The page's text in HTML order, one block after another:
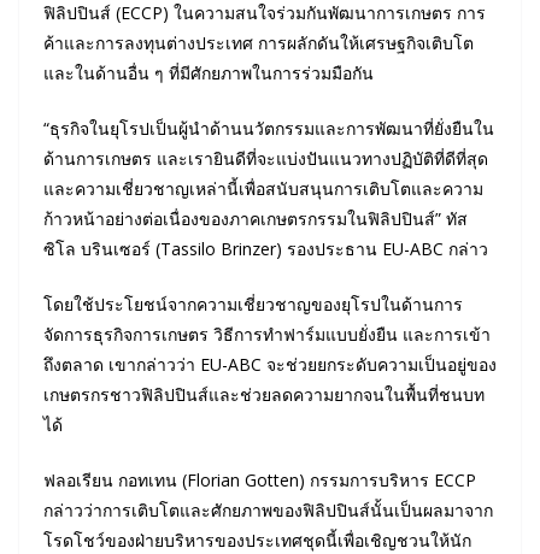
ฟิลิปปินส์ (ECCP) ในความสนใจร่วมกันพัฒนาการเกษตร การ
ค้าและการลงทุนต่างประเทศ การผลักดันให้เศรษฐกิจเติบโต
และในด้านอื่น ๆ ที่มีศักยภาพในการร่วมมือกัน
“ธุรกิจในยุโรปเป็นผู้นำด้านนวัตกรรมและการพัฒนาที่ยั่งยืนใน
ด้านการเกษตร และเรายินดีที่จะแบ่งปันแนวทางปฏิบัติที่ดีที่สุด
และความเชี่ยวชาญเหล่านี้เพื่อสนับสนุนการเติบโตและความ
ก้าวหน้าอย่างต่อเนื่องของภาคเกษตรกรรมในฟิลิปปินส์” ทัส
ซิโล บรินเซอร์ (Tassilo Brinzer) รองประธาน EU-ABC กล่าว
โดยใช้ประโยชน์จากความเชี่ยวชาญของยุโรปในด้านการ
จัดการธุรกิจการเกษตร วิธีการทำฟาร์มแบบยั่งยืน และการเข้า
ถึงตลาด เขากล่าวว่า EU-ABC จะช่วยยกระดับความเป็นอยู่ของ
เกษตรกรชาวฟิลิปปินส์และช่วยลดความยากจนในพื้นที่ชนบท
ได้
ฟลอเรียน กอทเทน (Florian Gotten) กรรมการบริหาร ECCP
กล่าวว่าการเติบโตและศักยภาพของฟิลิปปินส์นั้นเป็นผลมาจาก
โรดโชว์ของฝ่ายบริหารของประเทศชุดนี้เพื่อเชิญชวนให้นัก